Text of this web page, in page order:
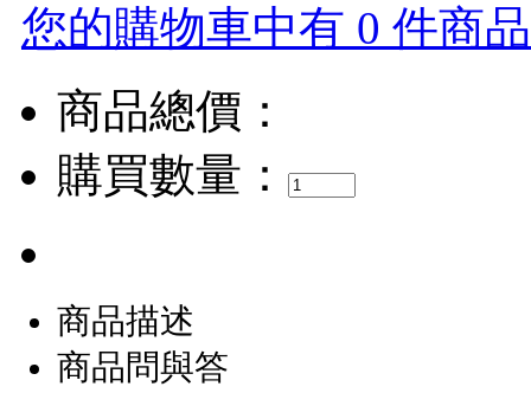
您的購物車中有 0 件商
商品總價：
購買數量：
商品描述
商品問與答